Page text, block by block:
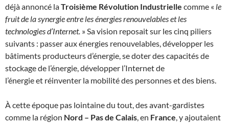
déjà annoncé laTroisième Révolution Industrielle comme « le
fruit de la synergie entre les énergies renouvelables et les
technologies d’Internet. » Sa vision reposait sur les cinq piliers
suivants : passer aux énergies renouvelables, développer les
bâtiments producteurs d’énergie, se doter des capacités de
stockage de l’énergie, développer l’Internet de
l’énergie et réinventer la mobilité des personnes et des biens.
À cette époque pas lointaine du tout, des avant-gardistes
comme la région Nord – Pas de Calais, en France, y ajoutaient